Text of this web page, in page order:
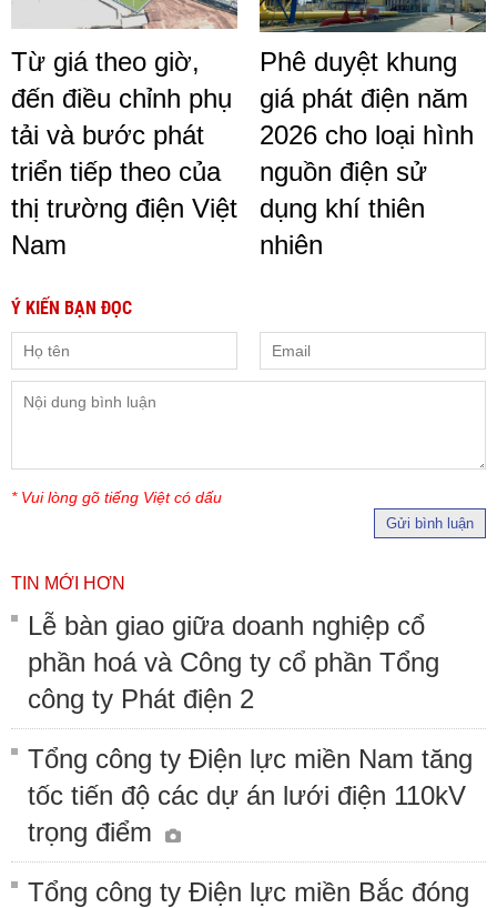
Từ giá theo giờ,
đến điều chỉnh phụ
tải và bước phát
triển tiếp theo của
thị trường điện Việt
Nam
Phê duyệt khung
giá phát điện năm
2026 cho loại hình
nguồn điện sử
dụng khí thiên
nhiên
Ý KIẾN BẠN ĐỌC
* Vui lòng gõ tiếng Việt có dấu
Gửi bình luận
TIN MỚI HƠN
Lễ bàn giao giữa doanh nghiệp cổ
phần hoá và Công ty cổ phần Tổng
công ty Phát điện 2
Tổng công ty Điện lực miền Nam tăng
tốc tiến độ các dự án lưới điện 110kV
trọng điểm
Tổng công ty Điện lực miền Bắc đóng